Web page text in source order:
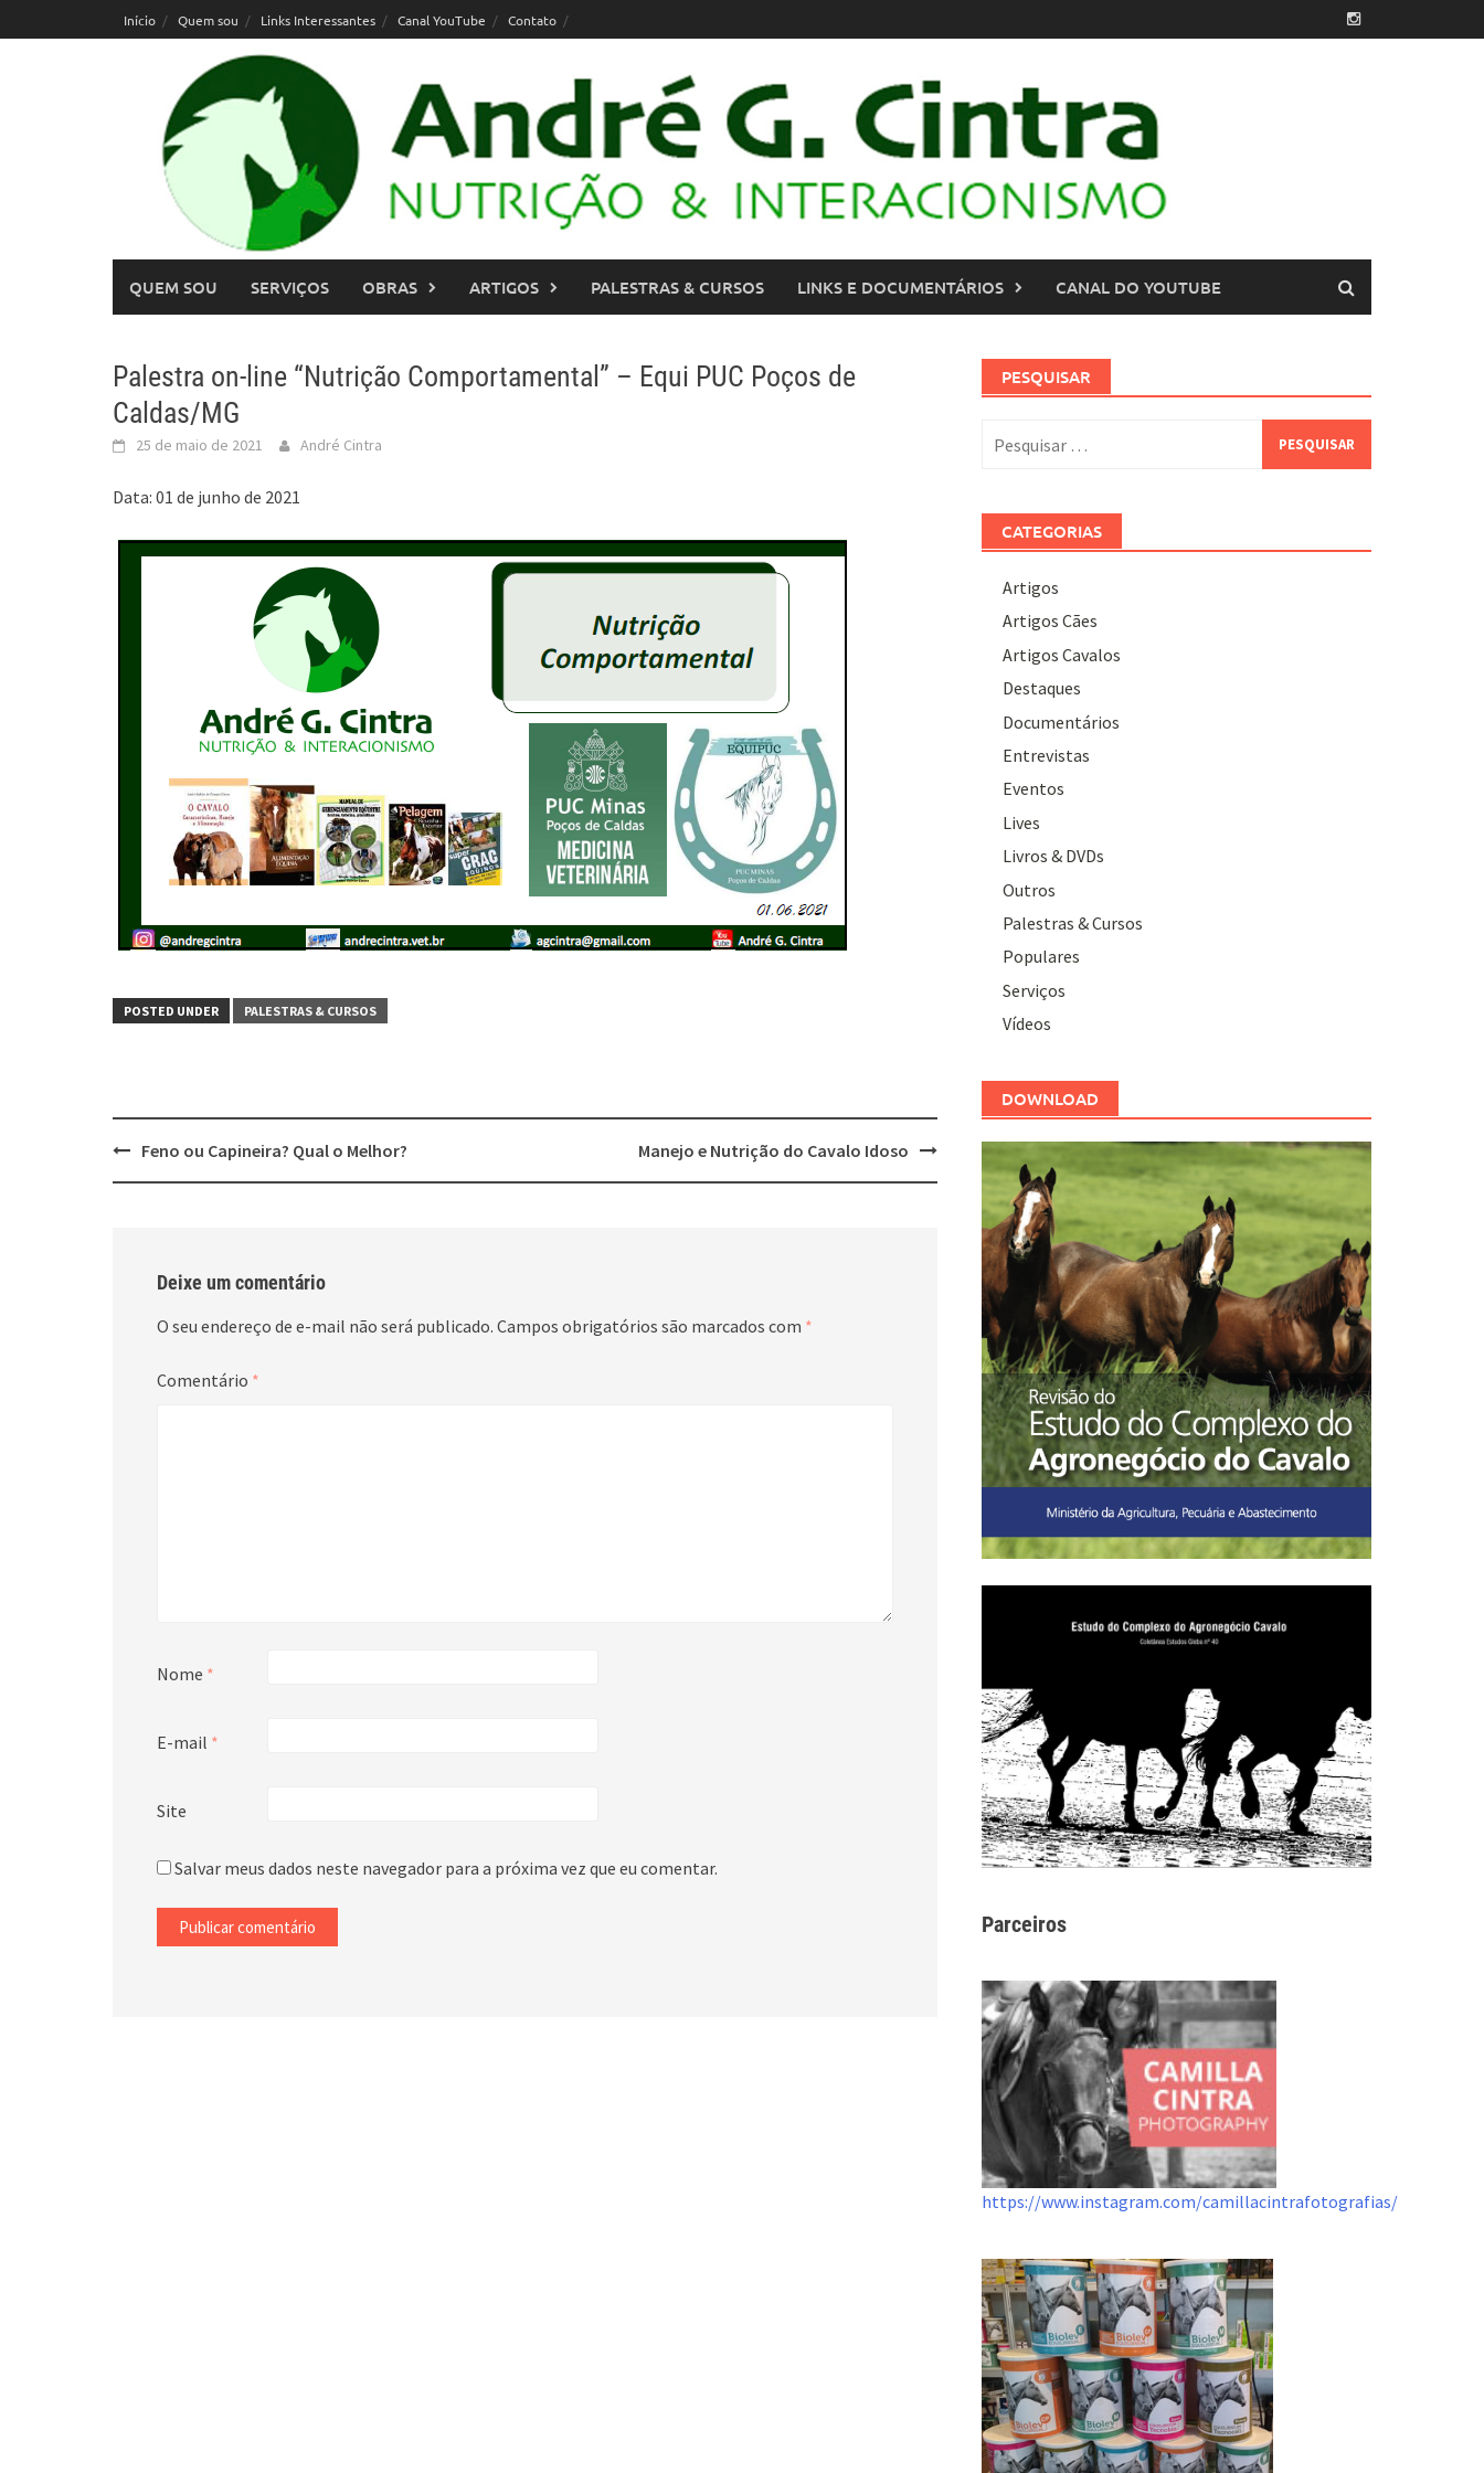
to
Início Quem sou Links Interessantes Canal YouTube Contato
QUEM SOU SERVIÇOS OBRAS ARTIGOS PALESTRAS & CURSOS LINKS E DOCUMENTÁRIOS CANAL DO YOUTUBE
Palestra on-line “Nutrição Comportamental” – Equi PUC Poços de
Caldas/MG
25 de maio de 2021 André Cintra
Data: 01 de junho de 2021
POSTED UNDER PALESTRAS & CURSOS
PostFeno ou Capineira? Qual o Melhor? Manejo e Nutrição do Cavalo Idoso
Deixe um comentário
O seu endereço de e-mail não será publicado. Campos obrigatórios são marcados com *
Comentário *
Nome *
E-mail *
Site
Salvar meus dados neste navegador para a próxima vez que eu comentar.
PESQUISAR
por:
CATEGORIAS
Artigos
Artigos Cães
Artigos Cavalos
Destaques
Documentários
Entrevistas
Eventos
Lives
Livros & DVDs
Outros
Palestras & Cursos
Populares
Serviços
Vídeos
DOWNLOAD
Parceiros
https://www.instagram.com/camillacintrafotografias/